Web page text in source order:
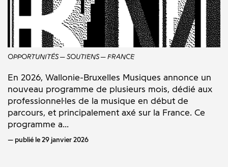
OPPORTUNITÉS SOUTIENS FRANCE
En 2026, Wallonie-Bruxelles Musiques annonce un
nouveau programme de plusieurs mois, dédié aux
professionnel·les de la musique en début de
parcours, et principalement axé sur la France. Ce
programme a...
publié le 29 janvier 2026